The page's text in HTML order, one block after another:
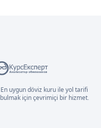
En uygun döviz kuru ile yol tarifi
bulmak için çevrimiçi bir hizmet.